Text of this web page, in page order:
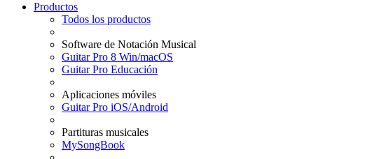
Productos
Todos los productos
Software de Notación Musical
Guitar Pro 8 Win/macOS
Guitar Pro Educación
Aplicaciones móviles
Guitar Pro iOS/Android
Partituras musicales
MySongBook